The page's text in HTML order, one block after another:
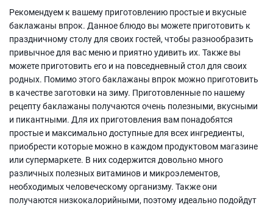
Рекомендуем к вашему приготовлению простые и вкусные
баклажаны впрок. Данное блюдо вы можете приготовить к
праздничному столу для своих гостей, чтобы разнообразить
привычное для вас меню и приятно удивить их. Также вы
можете приготовить его и на повседневный стол для своих
родных. Помимо этого баклажаны впрок можно приготовить
в качестве заготовки на зиму. Приготовленные по нашему
рецепту баклажаны получаются очень полезными, вкусными
и пикантными. Для их приготовления вам понадобятся
простые и максимально доступные для всех ингредиенты,
приобрести которые можно в каждом продуктовом магазине
или супермаркете. В них содержится довольно много
различных полезных витаминов и микроэлементов,
необходимых человеческому организму. Также они
получаются низкокалорийными, поэтому идеально подойдут